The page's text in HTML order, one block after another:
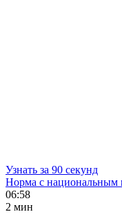
Узнать за 90 секунд
Норма с национальным
06:58
2 мин